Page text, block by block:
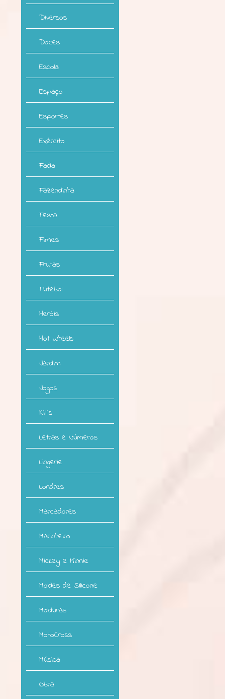
Diversos
Doces
Escola
Espaço
Esportes
Exército
Fada
Fazendinha
Festa
Filmes
Frutas
Futebol
Heróis
Hot Wheels
Jardim
Jogos
Kit`s
Letras e Números
Lingerie
Londres
Marcadores
Marinheiro
Mickey e Minnie
Moldes de Silicone
Molduras
MotoCross
Música
Obra